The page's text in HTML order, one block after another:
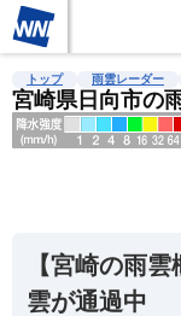
雨雲レーダー 台風
トップ 雨雲レーダー
宮崎県日向市の
【宮崎の雨
雲が通過中